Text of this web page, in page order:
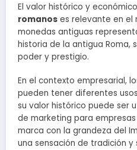
El valor histórico y
romanos es relevante en el
monedas antiguas
historia de la antigua Roma,
poder y prestigio.
En el contexto empresarial,
pueden tener diferentes
su valor histórico puede ser
de marketing para
marca con la grandeza del
una sensación de tradición y